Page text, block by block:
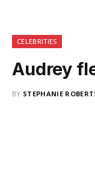
CELEBRITIES
Audrey
BY STEPHANIE